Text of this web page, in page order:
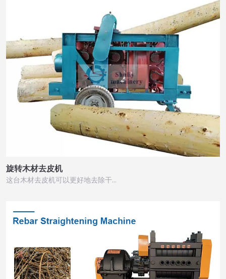
旋转木材去皮机
这台木材去皮机可以更好地去除干…